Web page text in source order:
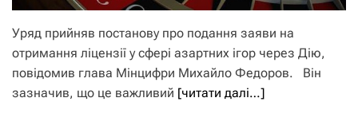
Уряд прийняв постанову про подання заяви на
отримання ліцензії у сфері азартних ігор через Дію,
повідомив глава Мінцифри Михайло Федоров. Він
зазначив, що це важливий [читати далі…]